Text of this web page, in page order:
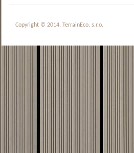
Copyright © 2014, TerrainEco, s.r.o.